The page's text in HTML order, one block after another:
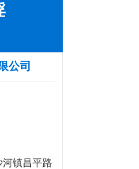
公司
镇昌平路